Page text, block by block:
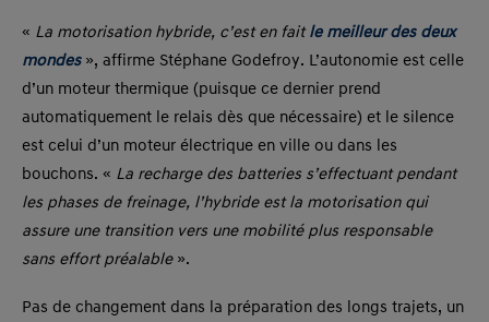
« La motorisation hybride, c’est en fait le meilleur des deux
mondes», affirme Stéphane Godefroy. L’autonomie est celle
d’un moteur thermique (puisque ce dernier prend
automatiquement le relais dès que nécessaire) et le silence
est celui d’un moteur électrique en ville ou dans les
bouchons. « La recharge des batteries s’effectuant pendant
les phases de freinage, l’hybride est la motorisation qui
assure une transition vers une mobilité plus responsable
sans effort préalable».
Pas de changement dans la préparation des longs trajets, un